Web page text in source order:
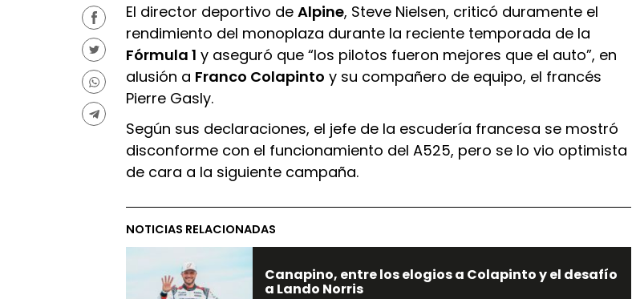
El director deportivo de Alpine, Steve Nielsen, criticó duramente el
rendimiento del monoplaza durante la reciente temporada de la
Fórmula 1 y aseguró que “los pilotos fueron mejores que el auto”, en
alusión a Franco Colapinto y su compañero de equipo, el francés
Pierre Gasly.
Según sus declaraciones, el jefe de la escudería francesa se mostró
disconforme con el funcionamiento del A525, pero se lo vio optimista
de cara a la siguiente campaña.
NOTICIAS RELACIONADAS
Canapino, entre los elogios a Colapinto y el desafío
a Lando Norris